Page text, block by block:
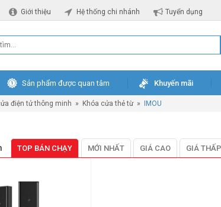
Giới thiệu Hệ thống chi nhánh Tuyển dụng
Sản phẩm được quan tâm Khuyến mãi
điện tử thông minh » Khóa cửa thẻ từ » IMOU
TOP BÁN CHẠY MỚI NHẤT GIÁ CAO GIÁ THẤP